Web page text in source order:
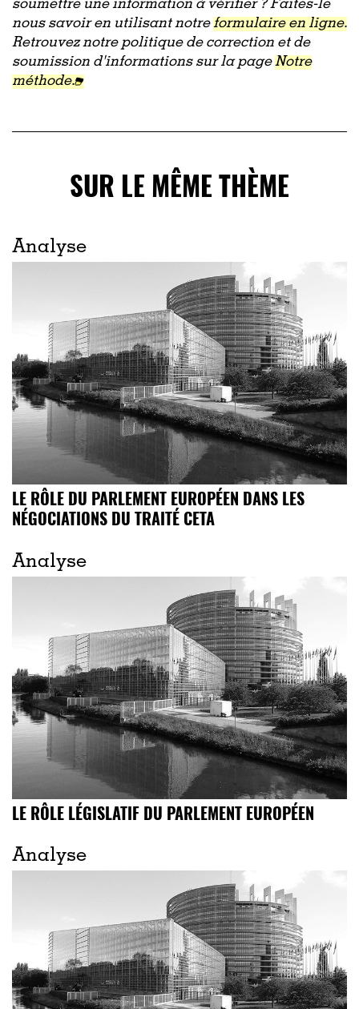
soumettre une information à vérifier ? Faites-le
nous savoir en utilisant notreformulaire en ligne.
Retrouvez notre politique de correction et de
soumission d'informations sur la pageNotre
méthode.
SUR LE MÊME THÈME
Analyse
LE RÔLE DU PARLEMENT EUROPÉEN DANS LES
NÉGOCIATIONS DU TRAITÉ CETA
Analyse
LE RÔLE LÉGISLATIF DU PARLEMENT EUROPÉEN
Analyse